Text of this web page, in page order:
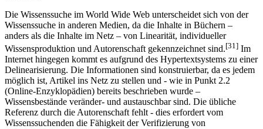
Die Wissenssuche im World Wide Web unterscheidet sich von der
Wissenssuche in anderen Medien, da die Inhalte in Büchern –
anders als die Inhalte im Netz – von Linearität, individueller
Wissensproduktion und Autorenschaft gekennzeichnet sind.[31] Im
Internet hingegen kommt es aufgrund des Hypertextsystems zu einer
Delinearisierung. Die Informationen sind konstruierbar, da es jedem
möglich ist, Artikel ins Netz zu stellen und - wie in Punkt 2.2
(Online-Enzyklopädien) bereits beschrieben wurde –
Wissensbestände veränder- und austauschbar sind. Die übliche
Referenz durch die Autorenschaft fehlt - dies erfordert vom
Wissenssuchenden die Fähigkeit der Verifizierung von